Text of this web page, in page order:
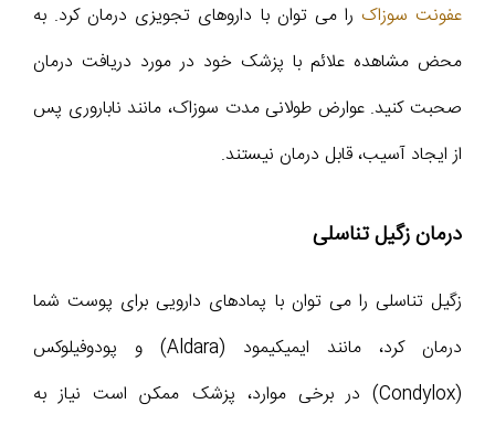
عفونت سوزاک را می توان با داروهای تجویزی درمان کرد. به
محض مشاهده علائم با پزشک خود در مورد دریافت درمان
صحبت کنید. عوارض طولانی مدت سوزاک، مانند ناباروری پس
از ایجاد آسیب، قابل درمان نیستند.
درمان زگیل تناسلی
زگیل تناسلی را می توان با پمادهای دارویی برای پوست شما
درمان کرد، مانند ایمیکیمود (Aldara) و پودوفیلوکس
(Condylox) در برخی موارد، پزشک ممکن است نیاز به